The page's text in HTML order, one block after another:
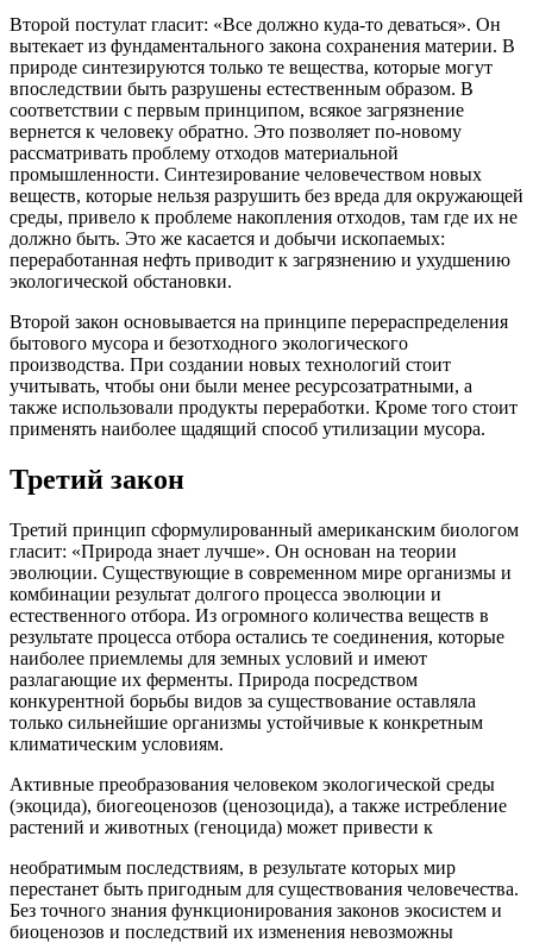
Второй постулат гласит: «Все должно куда-то деваться». Он
вытекает из фундаментального закона сохранения материи. В
природе синтезируются только те вещества, которые могут
впоследствии быть разрушены естественным образом. В
соответствии с первым принципом, всякое загрязнение
вернется к человеку обратно. Это позволяет по-новому
рассматривать проблему отходов материальной
промышленности. Синтезирование человечеством новых
веществ, которые нельзя разрушить без вреда для окружающей
среды, привело к проблеме накопления отходов, там где их не
должно быть. Это же касается и добычи ископаемых:
переработанная нефть приводит к загрязнению и ухудшению
экологической обстановки.
Второй закон основывается на принципе перераспределения
бытового мусора и безотходного экологического
производства. При создании новых технологий стоит
учитывать, чтобы они были менее ресурсозатратными, а
также использовали продукты переработки. Кроме того стоит
применять наиболее щадящий способ утилизации мусора.
Третий закон
Третий принцип сформулированный американским биологом
гласит: «Природа знает лучше». Он основан на теории
эволюции. Существующие в современном мире организмы и
комбинации результат долгого процесса эволюции и
естественного отбора. Из огромного количества веществ в
результате процесса отбора остались те соединения, которые
наиболее приемлемы для земных условий и имеют
разлагающие их ферменты. Природа посредством
конкурентной борьбы видов за существование оставляла
только сильнейшие организмы устойчивые к конкретным
климатическим условиям.
Активные преобразования человеком экологической среды
(экоцида), биогеоценозов (ценозоцида), а также истребление
растений и животных (геноцида) может привести к
необратимым последствиям, в результате которых мир
перестанет быть пригодным для существования человечества.
Без точного знания функционирования законов экосистем и
биоценозов и последствий их изменения невозможны